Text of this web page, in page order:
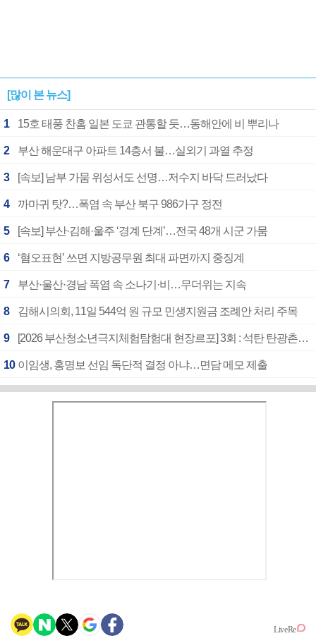
[많이 본 뉴스]
1 15호 태풍 찬홈 일본 도쿄 관통할 듯…동해안에 비 뿌리나
2 부산 해운대구 아파트 14층서 불…실외기 과열 추정
3 [속보] 남부 가뭄 위성서도 선명…저수지 바닥 드러났다
4 까마귀 탓?…폭염 속 부산 북구 986가구 정전
5 [속보] 부산·김해·울주 ‘경계 단계’…전국 48개 시군 가뭄
6 ‘혐오표현’ 쓰면 지방공무원 최대 파면까지 중징계
7 부산·울산·경남 폭염 속 소나기·비…무더위는 지속
8 김해시의회, 11일 544억 원 규모 민생지원금 조례안 처리 주목
9 [2026 부산청소년극지체험탐험대 현장르포] 3회 : 석탄 탄광촌에서 북극 연구의 중심지로
10 이임생, 홍명보 선임 독단적 결정 아냐…면담 메모 제출